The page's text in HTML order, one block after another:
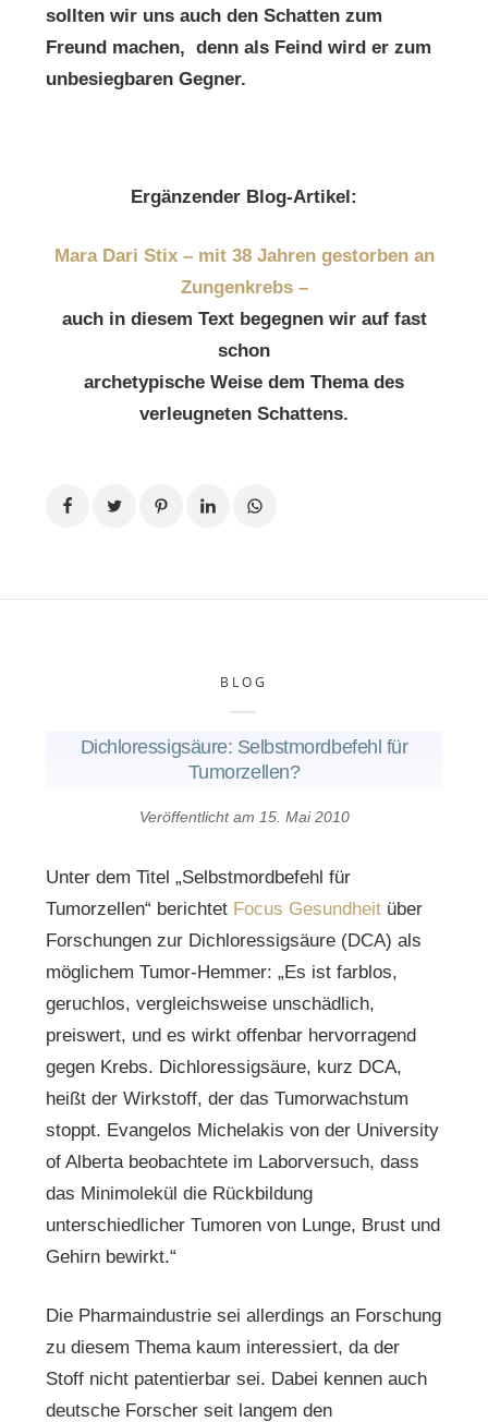
sollten wir uns auch den Schatten zum
Freund machen, denn als Feind wird er zum
unbesiegbaren Gegner.
Ergänzender Blog-Artikel:
Mara Dari Stix – mit 38 Jahren gestorben an
Zungenkrebs –
auch in diesem Text begegnen wir auf fast
schon
archetypische Weise dem Thema des
verleugneten Schattens.
BLOG
Dichloressigsäure: Selbstmordbefehl für
Tumorzellen?
Veröffentlicht am 15. Mai 2010
Unter dem Titel „Selbstmordbefehl für
Tumorzellen“ berichtet Focus Gesundheit über
Forschungen zur Dichloressigsäure (DCA) als
möglichem Tumor-Hemmer: „Es ist farblos,
geruchlos, vergleichsweise unschädlich,
preiswert, und es wirkt offenbar hervorragend
gegen Krebs. Dichloressigsäure, kurz DCA,
heißt der Wirkstoff, der das Tumorwachstum
stoppt. Evangelos Michelakis von der University
of Alberta beobachtete im Laborversuch, dass
das Minimolekül die Rückbildung
unterschiedlicher Tumoren von Lunge, Brust und
Gehirn bewirkt.“
Die Pharmaindustrie sei allerdings an Forschung
zu diesem Thema kaum interessiert, da der
Stoff nicht patentierbar sei. Dabei kennen auch
deutsche Forscher seit langem den